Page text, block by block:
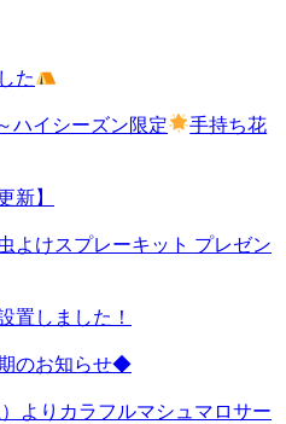
た
ハイシーズン限定
手持ち花
新】
よけスプレーキット プレゼン
置しました！
のお知らせ◆
）よりカラフルマシュマロサー